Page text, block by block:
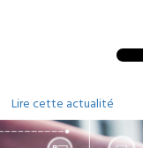
Lire cette actualité